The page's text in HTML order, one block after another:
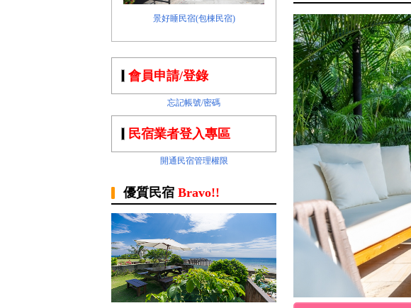
景好睡民宿(包棟民宿)
會員申請/登錄
忘記帳號/密碼
民宿業者登入專區
開通民宿管理權限
優質民宿 Bravo!!